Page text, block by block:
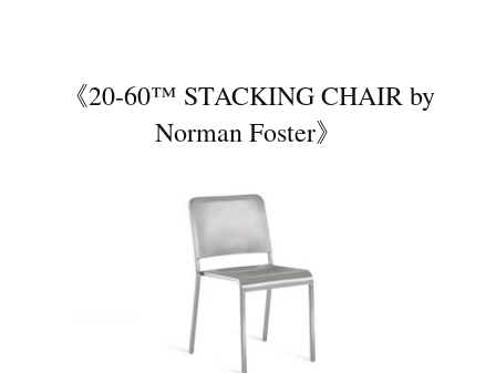
《20-60™ STACKING CHAIR by
Norman Foster》